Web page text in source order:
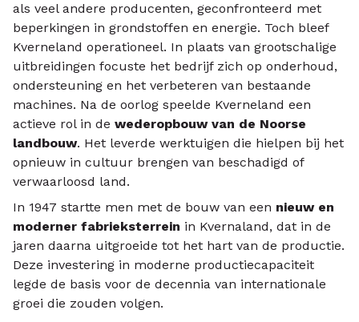
als veel andere producenten, geconfronteerd met
beperkingen in grondstoffen en energie. Toch bleef
Kverneland operationeel. In plaats van grootschalige
uitbreidingen focuste het bedrijf zich op onderhoud,
ondersteuning en het verbeteren van bestaande
machines. Na de oorlog speelde Kverneland een
actieve rol in de wederopbouw van de Noorse
landbouw. Het leverde werktuigen die hielpen bij het
opnieuw in cultuur brengen van beschadigd of
verwaarloosd land.
In 1947 startte men met de bouw van een nieuw en
moderner fabrieksterrein in Kvernaland, dat in de
jaren daarna uitgroeide tot het hart van de productie.
Deze investering in moderne productiecapaciteit
legde de basis voor de decennia van internationale
groei die zouden volgen.